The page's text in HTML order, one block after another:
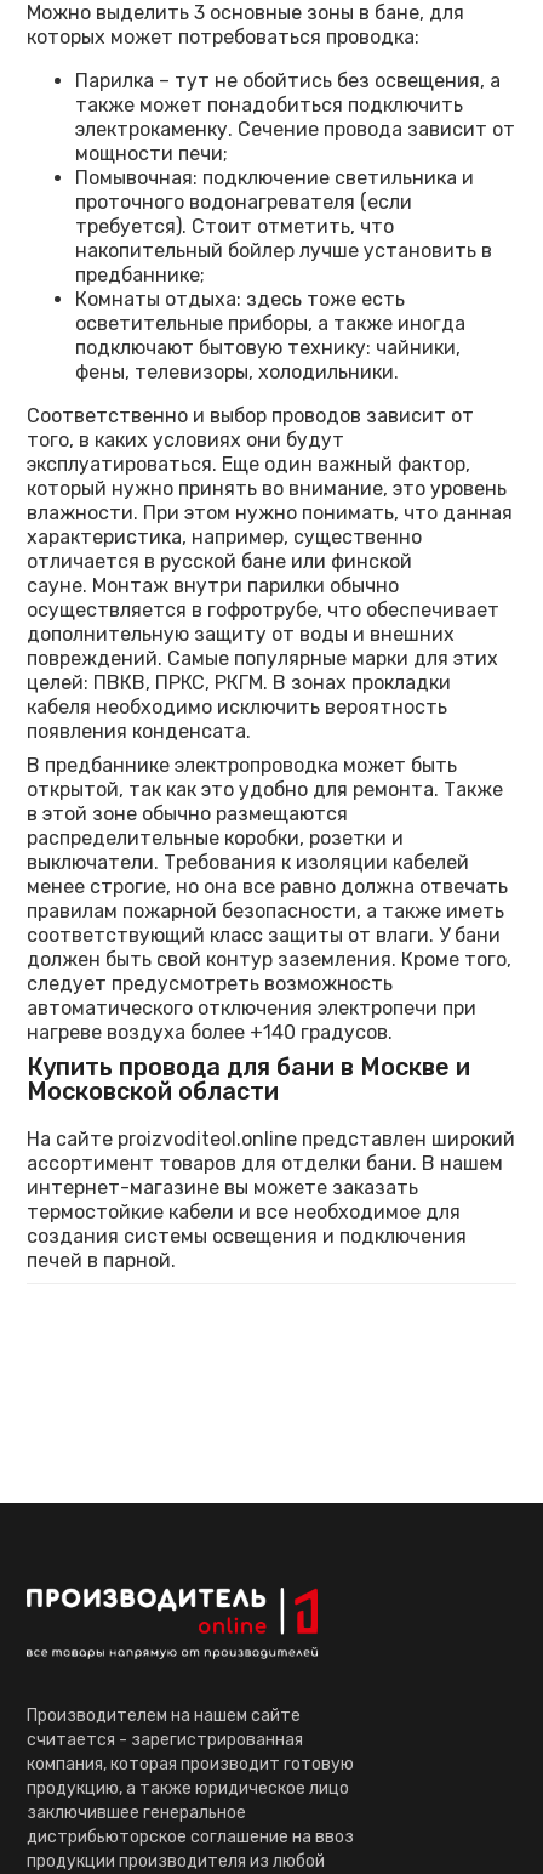
Можно выделить 3 основные зоны в бане, для
которых может потребоваться проводка:
Парилка – тут не обойтись без освещения, а
также может понадобиться подключить
электрокаменку. Сечение провода зависит от
мощности печи;
Помывочная: подключение светильника и
проточного водонагревателя (если
требуется). Стоит отметить, что
накопительный бойлер лучше установить в
предбаннике;
Комнаты отдыха: здесь тоже есть
осветительные приборы, а также иногда
подключают бытовую технику: чайники,
фены, телевизоры, холодильники.
Соответственно и выбор проводов зависит от
того, в каких условиях они будут
эксплуатироваться. Еще один важный фактор,
который нужно принять во внимание, это уровень
влажности. При этом нужно понимать, что данная
характеристика, например, существенно
отличается в русской бане или финской
сауне. Монтаж внутри парилки обычно
осуществляется в гофротрубе, что обеспечивает
дополнительную защиту от воды и внешних
повреждений. Самые популярные марки для этих
целей: ПВКВ, ПРКС, РКГМ. В зонах прокладки
кабеля необходимо исключить вероятность
появления конденсата.
В предбаннике электропроводка может быть
открытой, так как это удобно для ремонта. Также
в этой зоне обычно размещаются
распределительные коробки, розетки и
выключатели. Требования к изоляции кабелей
менее строгие, но она все равно должна отвечать
правилам пожарной безопасности, а также иметь
соответствующий класс защиты от влаги. У бани
должен быть свой контур заземления. Кроме того,
следует предусмотреть возможность
автоматического отключения электропечи при
нагреве воздуха более +140 градусов.
Купить провода для бани в Москве и
Московской области
На сайте proizvoditeol.online представлен широкий
ассортимент товаров для отделки бани. В нашем
интернет-магазине вы можете заказать
термостойкие кабели и все необходимое для
создания системы освещения и подключения
печей в парной.
Производителем на нашем сайте
считается - зарегистрированная
компания, которая производит готовую
продукцию, а также юридическое лицо
заключившее генеральное
дистрибьюторское соглашение на ввоз
продукции производителя из любой